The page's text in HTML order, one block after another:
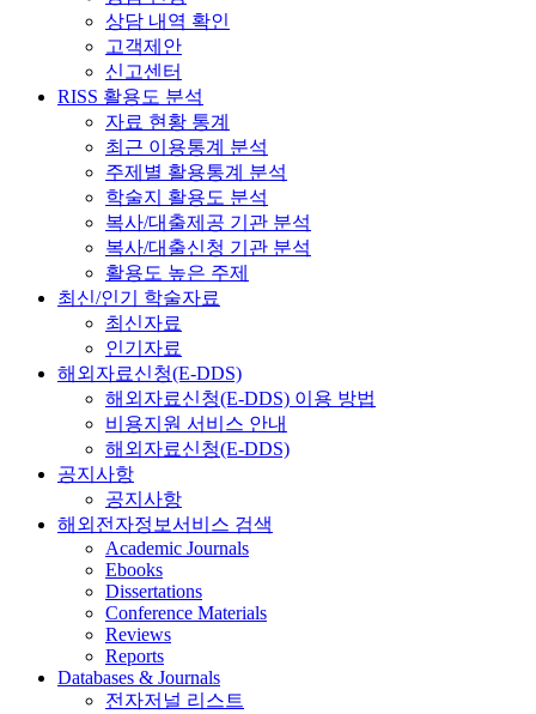
상담 내역 확인
고객제안
신고센터
RISS 활용도 분석
자료 현황 통계
최근 이용통계 분석
주제별 활용통계 분석
학술지 활용도 분석
복사/대출제공 기관 분석
복사/대출신청 기관 분석
활용도 높은 주제
최신/인기 학술자료
최신자료
인기자료
해외자료신청(E-DDS)
해외자료신청(E-DDS) 이용 방법
비용지원 서비스 안내
해외자료신청(E-DDS)
공지사항
공지사항
해외전자정보서비스 검색
Academic Journals
Ebooks
Dissertations
Conference Materials
Reviews
Reports
Databases & Journals
전자저널 리스트